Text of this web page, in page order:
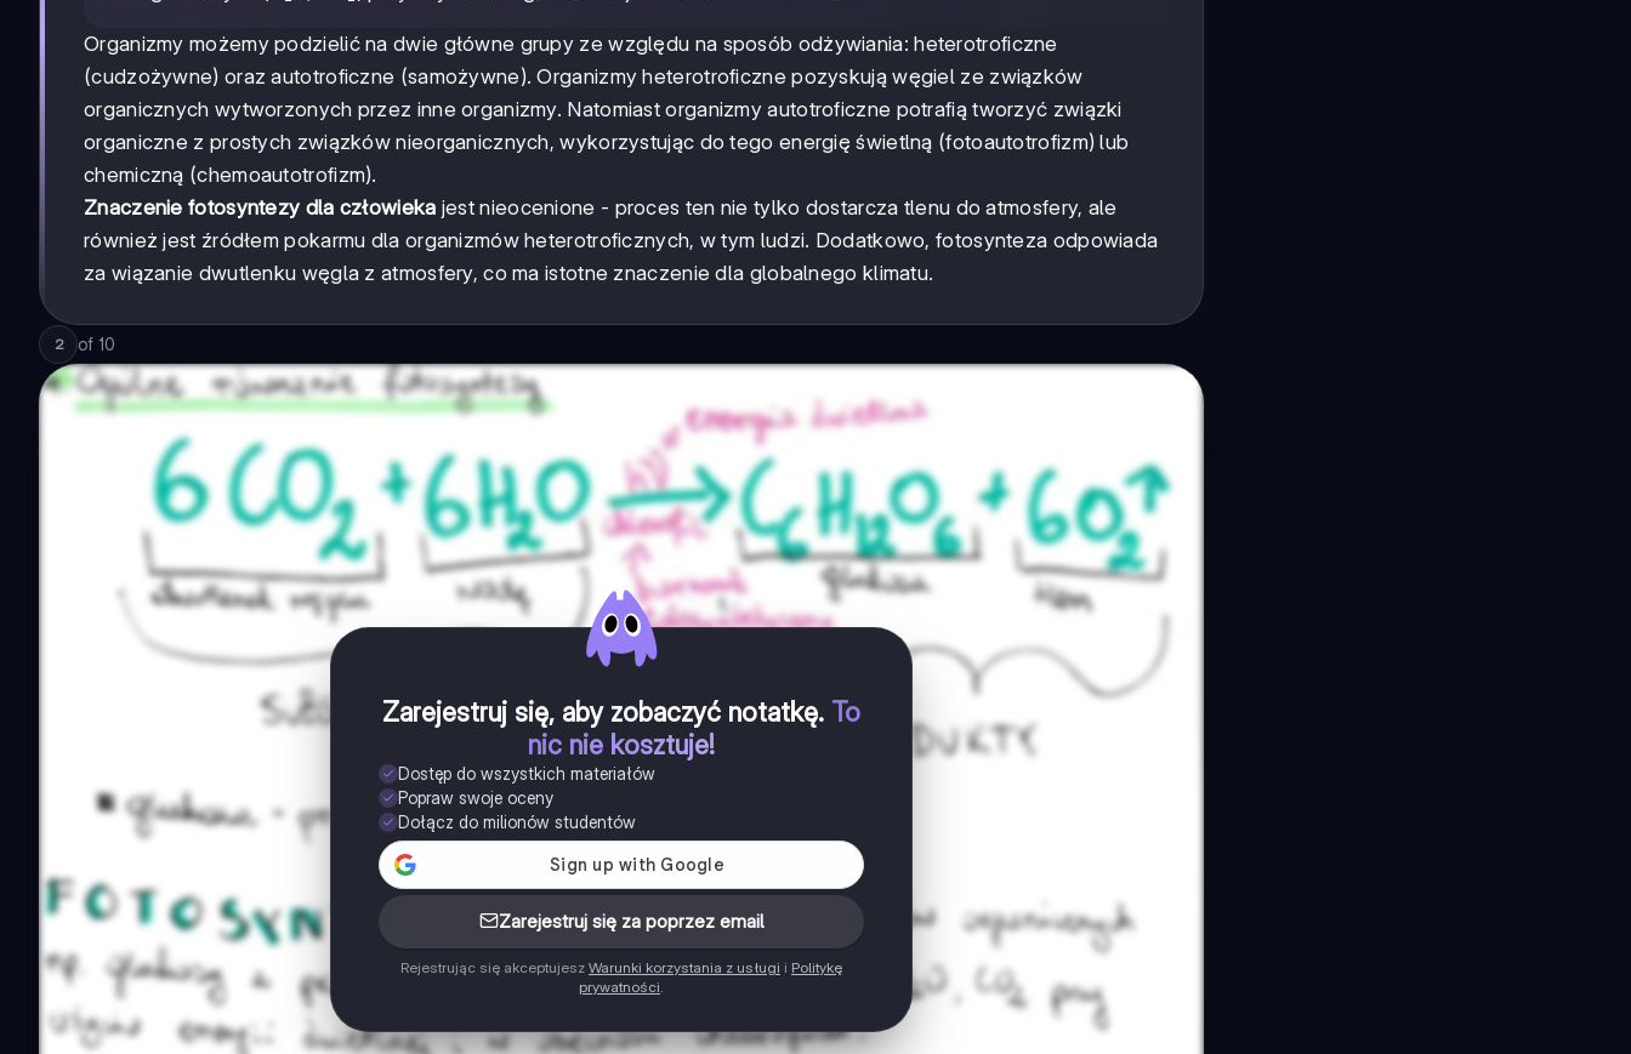
Organizmy możemy podzielić na dwie główne grupy ze względu na sposób odżywiania: heterotroficzne
(cudzożywne) oraz autotroficzne (samożywne). Organizmy heterotroficzne pozyskują węgiel ze związków
organicznych wytworzonych przez inne organizmy. Natomiast organizmy autotroficzne potrafią tworzyć związki
organiczne z prostych związków nieorganicznych, wykorzystując do tego energię świetlną (fotoautotrofizm) lub
chemiczną (chemoautotrofizm).
Znaczenie fotosyntezy dla człowieka jest nieocenione - proces ten nie tylko dostarcza tlenu do atmosfery, ale
również jest źródłem pokarmu dla organizmów heterotroficznych, w tym ludzi. Dodatkowo, fotosynteza odpowiada
za wiązanie dwutlenku węgla z atmosfery, co ma istotne znaczenie dla globalnego klimatu.
2 of 10
Zarejestruj się, aby zobaczyć notatkę. To
nic nie kosztuje!
Dostęp do wszystkich materiałów
Popraw swoje oceny
Dołącz do milionów studentów
Zarejestruj się za poprzez email
Rejestrując się akceptujesz Warunki korzystania z usługi i Politykę
prywatności.